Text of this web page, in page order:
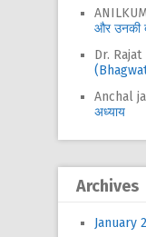
और उनकी
Dr. Rajat
Anchal
अध्याय
Archives
January